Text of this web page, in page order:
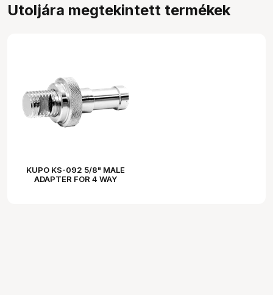
Utoljára megtekintett termékek
KUPO KS-092 5/8" MALE
ADAPTER FOR 4 WAY